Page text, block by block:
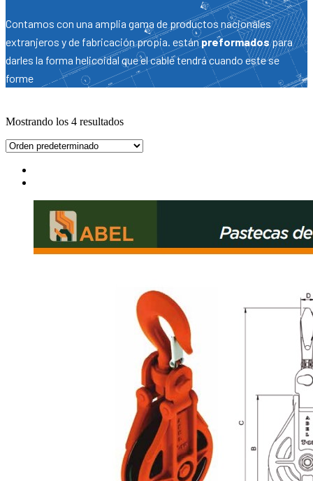
Contamos con una amplia gama de productos nacionales
extranjeros y de fabricación propia. estánpreformadospara
darles la forma helicoidal que el cable tendrá cuando este se
forme
Mostrando los 4 resultados